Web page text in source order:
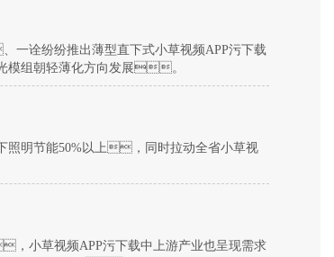
组朝轻薄化方向发展。
明节能50%以上，同时拉动全省小草视
，小草视频APP污下载中上游产业也呈现需求